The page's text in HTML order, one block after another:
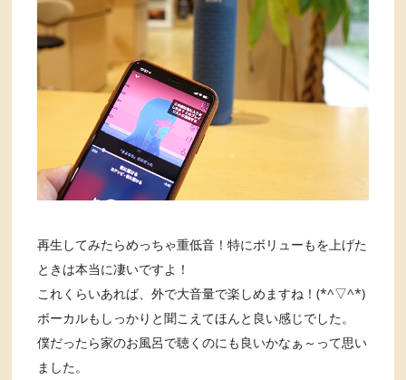
再生してみたらめっちゃ重低音！特にボリューもを上げた
ときは本当に凄いですよ！
これくらいあれば、外で大音量で楽しめますね！(*^▽^*)
ボーカルもしっかりと聞こえてほんと良い感じでした。
僕だったら家のお風呂で聴くのにも良いかなぁ～って思い
ました。